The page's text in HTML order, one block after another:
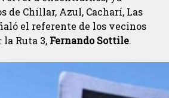
de Chillar, Azul, Cacharí, Las
el referente de los vecinos
la Ruta 3, Fernando Sottile.